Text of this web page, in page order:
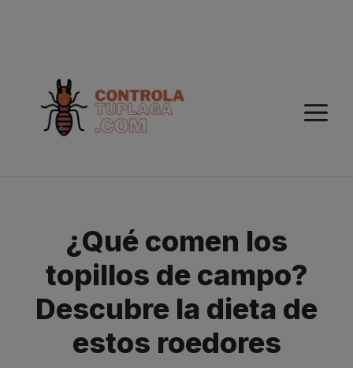
contenido
¿Qué comen los
topillos de campo?
Descubre la dieta de
estos roedores